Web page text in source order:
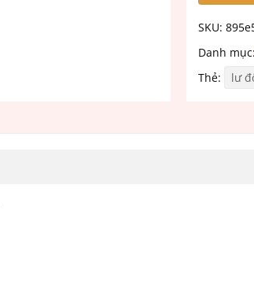
SKU:
Danh mục:
Thẻ:
lư